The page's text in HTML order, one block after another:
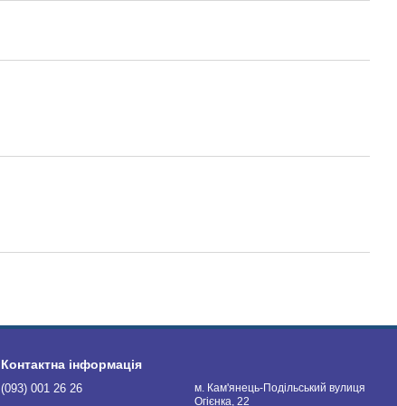
Контактна інформація
(093) 001 26 26
м. Кам'янець-Подільський вулиця
Огієнка, 22